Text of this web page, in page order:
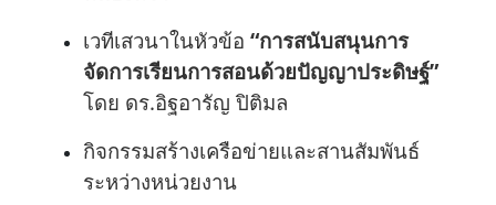
เวทีเสวนาในหัวข้อ “การสนับสนุนการ
จัดการเรียนการสอนด้วยปัญญาประดิษฐ์”
โดย ดร.อิฐอารัญ ปิติมล
กิจกรรมสร้างเครือข่ายและสานสัมพันธ์
ระหว่างหน่วยงาน